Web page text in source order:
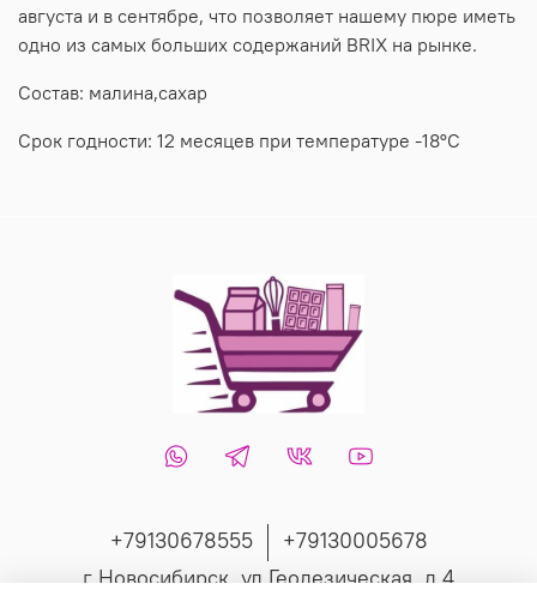
августа и в сентябре, что позволяет нашему пюре иметь
одно из самых больших содержаний BRIX на рынке.
Состав: малина,сахар
Срок годности: 12 месяцев при температуре -18°C
+79130678555
+79130005678
г Новосибирск, ул Геодезическая, д 4